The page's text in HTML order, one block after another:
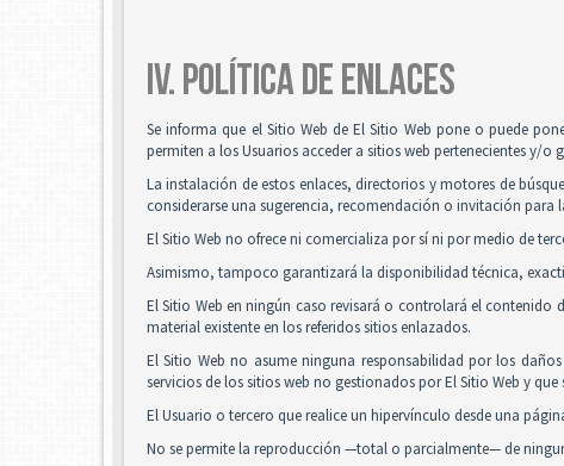
IV. POLÍTICA DE ENLACES
Se informa que el Sitio Web de El Sitio Web pone o puede
permiten a los Usuarios acceder a sitios web pertenecientes y/o
La instalación de estos enlaces, directorios y motores de
considerarse una sugerencia, recomendación o invitación para
El Sitio Web no ofrece ni comercializa por sí ni por medio de
Asimismo, tampoco garantizará la disponibilidad técnica,
El Sitio Web en ningún caso revisará o controlará el
material existente en los referidos sitios enlazados.
El Sitio Web no asume ninguna responsabilidad por los
servicios de los sitios web no gestionados por El Sitio Web y que
El Usuario o tercero que realice un hipervínculo desde una
No se permite la reproducción —total o parcialmente— de